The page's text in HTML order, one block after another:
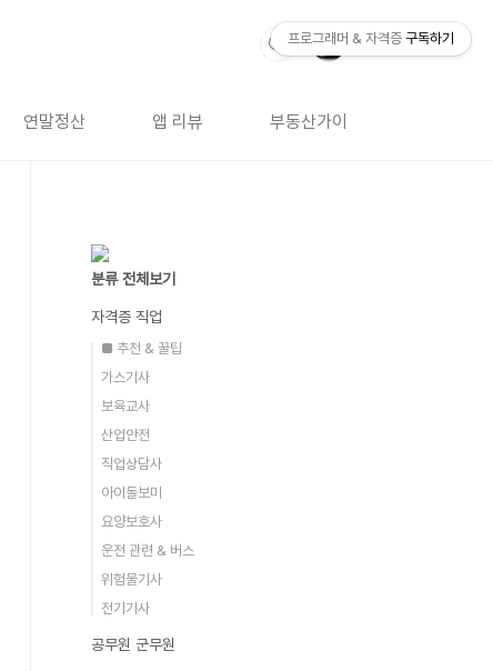
연말정산 앱 리뷰 부동산가이드
분류 전체보기
자격증 직업
■ 추천 & 꿀팁
가스기사
보육교사
산업안전
직업상담사
아이돌보미
요양보호사
운전 관련 & 버스
위험물기사
전기기사
공무원 군무원
프로그래머 & 자격증 구독하기